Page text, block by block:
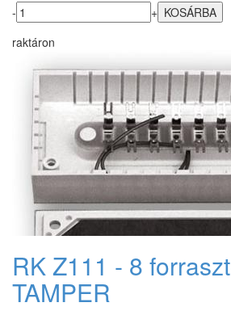
-
+
raktáron
RK Z111 - 8
TAMPER